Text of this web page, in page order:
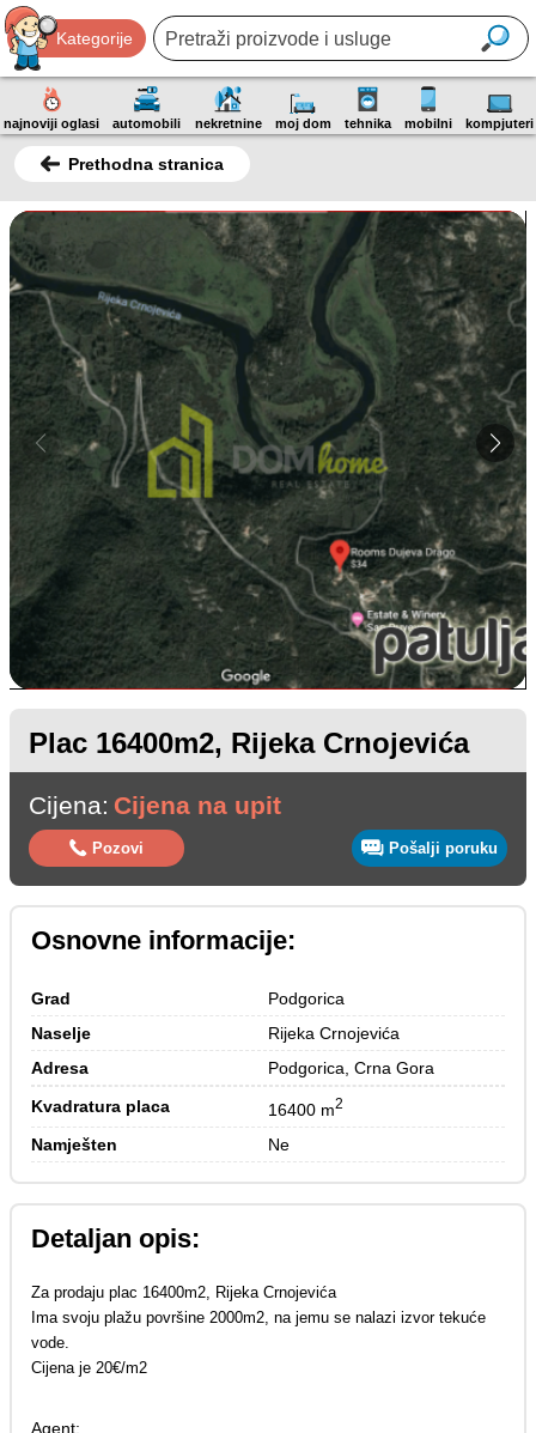
Kategorije
najnoviji oglasi automobili nekretnine moj dom tehnika mobilni kompjuteri
Prethodna stranica
Plac 16400m2, Rijeka Crnojevića
Cijena: Cijena na upit
Pozovi Pošalji poruku
Osnovne informacije:
Grad
Podgorica
Naselje
Rijeka Crnojevića
Adresa
Podgorica, Crna Gora
Kvadratura placa 16400 m2
Namješten Ne
Detaljan opis:
Za prodaju plac 16400m2, Rijeka Crnojevića
Ima svoju plažu površine 2000m2, na jemu se nalazi izvor tekuće
vode.
Cijena je 20€/m2
Agent: